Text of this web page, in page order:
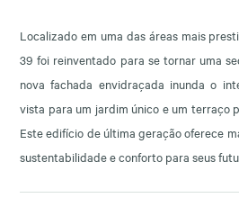
Localizado em uma das áreas mais
39 foi reinventado para se tornar uma
nova fachada envidraçada inunda o
vista para um jardim único e um terraço
Este edifício de última geração oferece
sustentabilidade e conforto para seus